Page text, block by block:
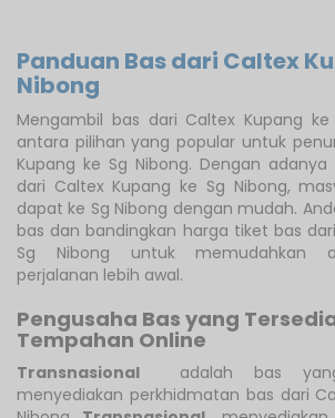
Panduan Bas dari Caltex
Nibong
Mengambil bas dari Caltex Kupang
antara pilihan yang popular untuk
Kupang ke Sg Nibong. Dengan
dari Caltex Kupang ke Sg Nibong,
dapat ke Sg Nibong dengan mudah.
bas dan bandingkan harga tiket bas
Sg Nibong untuk memudahkan
perjalanan lebih awal.
Pengusaha Bas yang
Tempahan Online
Transnasional
adalah bas
menyediakan perkhidmatan bas dari